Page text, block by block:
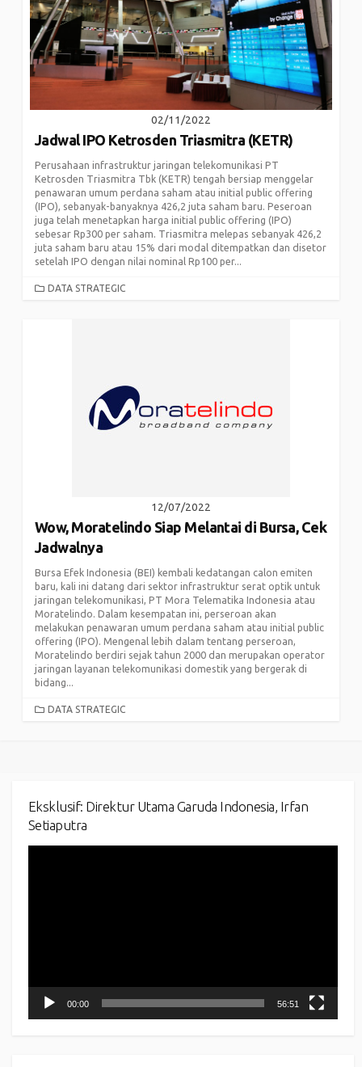
02/11/2022
Jadwal IPO Ketrosden Triasmitra (KETR)
Perusahaan infrastruktur jaringan telekomunikasi PT
Ketrosden Triasmitra Tbk (KETR) tengah bersiap menggelar
penawaran umum perdana saham atau initial public offering
(IPO), sebanyak-banyaknya 426,2 juta saham baru. Peseroan
juga telah menetapkan harga initial public offering (IPO)
sebesar Rp300 per saham. Triasmitra melepas sebanyak 426,2
juta saham baru atau 15% dari modal ditempatkan dan disetor
setelah IPO dengan nilai nominal Rp100 per...
CATEGORIES
DATA STRATEGIC
12/07/2022
Wow, Moratelindo Siap Melantai di Bursa, Cek
Jadwalnya
Bursa Efek Indonesia (BEI) kembali kedatangan calon emiten
baru, kali ini datang dari sektor infrastruktur serat optik untuk
jaringan telekomunikasi, PT Mora Telematika Indonesia atau
Moratelindo. Dalam kesempatan ini, perseroan akan
melakukan penawaran umum perdana saham atau initial public
offering (IPO). Mengenal lebih dalam tentang perseroan,
Moratelindo berdiri sejak tahun 2000 dan merupakan operator
jaringan layanan telekomunikasi domestik yang bergerak di
bidang...
CATEGORIES
DATA STRATEGIC
Eksklusif: Direktur Utama Garuda Indonesia, Irfan
Setiaputra
00:00 56:51